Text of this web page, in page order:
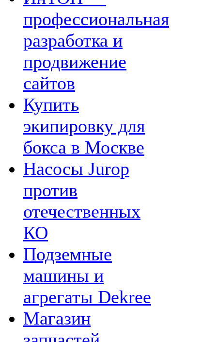
профессиональная
разработка и
продвижение
сайтов
Купить
экипировку для
бокса в Москве
Насосы Jurop
против
отечественных
КО
Подземные
машины и
агрегаты Dekree
Магазин